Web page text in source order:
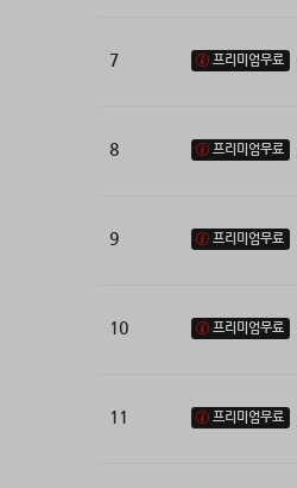
7 프리미엄무료
8 프리미엄무료
9 프리미엄무료
10 프리미엄무료
11 프리미엄무료